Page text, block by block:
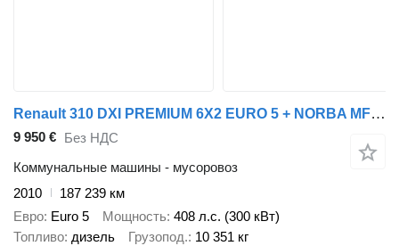
Renault 310 DXI PREMIUM 6X2 EURO 5 + NORBA MF 300 14, 0/7 m³
9 950 € Без НДС
Коммунальные машины - мусоровоз
2010
187 239 км
Евро Euro 5 Мощность 408 л.с. (300 кВт)
Топливо дизель Грузопод. 10 351 кг